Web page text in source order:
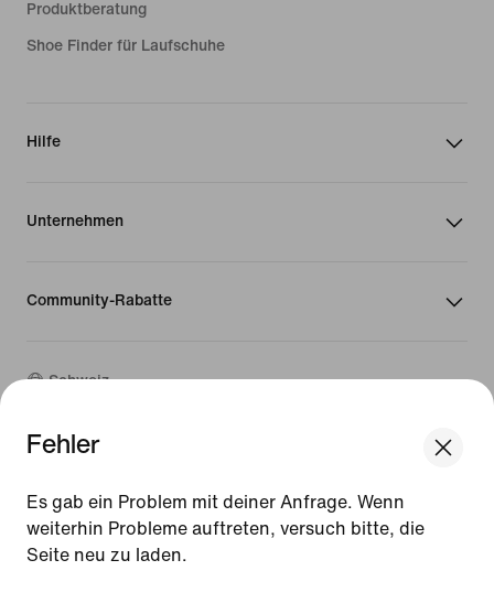
Update your location?
Schweiz
Fehler
Es gab ein Problem mit deiner Anfrage. Wenn
weiterhin Probleme auftreten, versuch bitte, die
Seite neu zu laden.
Produktberatung
Shoe Finder für Laufschuhe
Hilfe
Unternehmen
Community-Rabatte
Schweiz
© 2026Nike, Inc. Alle Rechte vorbehalten
Nutzungsbedingungen
Verkaufsbedingungen
Unternehmensinformationen